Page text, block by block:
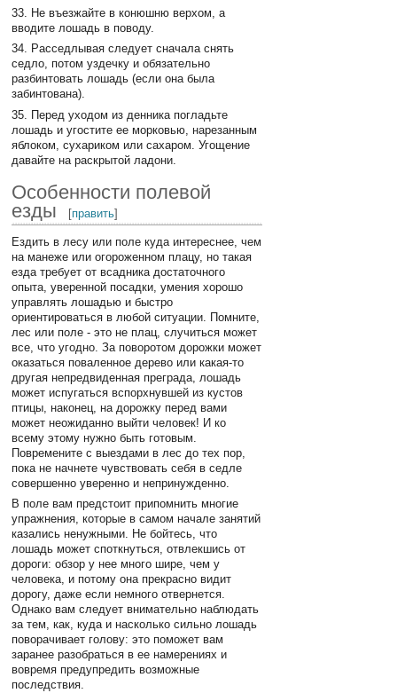
33. Не въезжайте в конюшню верхом, а
вводите лошадь в поводу.
34. Расседлывая следует сначала снять
седло, потом уздечку и обязательно
разбинтовать лошадь (если она была
забинтована).
35. Перед уходом из денника погладьте
лошадь и угостите ее морковью, нарезанным
яблоком, сухариком или сахаром. Угощение
давайте на раскрытой ладони.
Особенности полевой
езды
[править]
Ездить в лесу или поле куда интереснее, чем
на манеже или огороженном плацу, но такая
езда требует от всадника достаточного
опыта, уверенной посадки, умения хорошо
управлять лошадью и быстро
ориентироваться в любой ситуации. Помните,
лес или поле - это не плац, случиться может
все, что угодно. За поворотом дорожки может
оказаться поваленное дерево или какая-то
другая непредвиденная преграда, лошадь
может испугаться вспорхнувшей из кустов
птицы, наконец, на дорожку перед вами
может неожиданно выйти человек! И ко
всему этому нужно быть готовым.
Повремените с выездами в лес до тех пор,
пока не начнете чувствовать себя в седле
совершенно уверенно и непринужденно.
В поле вам предстоит припомнить многие
упражнения, которые в самом начале занятий
казались ненужными. Не бойтесь, что
лошадь может споткнуться, отвлекшись от
дороги: обзор у нее много шире, чем у
человека, и потому она прекрасно видит
дорогу, даже если немного отвернется.
Однако вам следует внимательно наблюдать
за тем, как, куда и насколько сильно лошадь
поворачивает голову: это поможет вам
заранее разобраться в ее намерениях и
вовремя предупредить возможные
последствия.